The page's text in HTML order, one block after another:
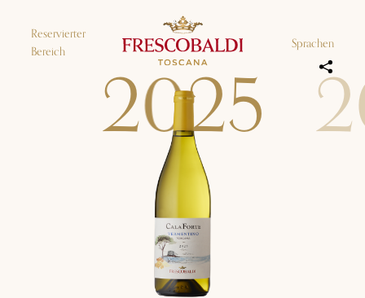
Reservierter
Bereich
Sprachen
2025 2